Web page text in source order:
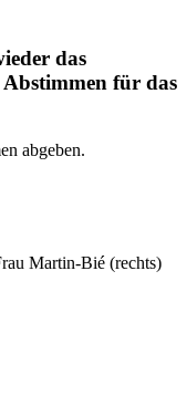
das
für das
abgeben.
Martin-Bié (rechts)